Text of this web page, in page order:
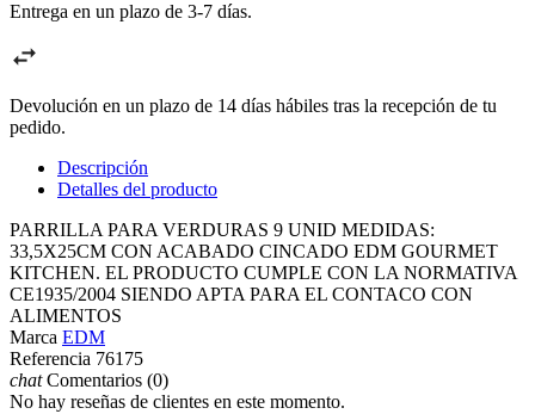
Entrega en un plazo de 3-7 días.
Devolución en un plazo de 14 días hábiles tras la recepción de tu
pedido.
Descripción
Detalles del producto
PARRILLA PARA VERDURAS 9 UNID MEDIDAS:
33,5X25CM CON ACABADO CINCADO EDM GOURMET
KITCHEN. EL PRODUCTO CUMPLE CON LA NORMATIVA
CE1935/2004 SIENDO APTA PARA EL CONTACO CON
ALIMENTOS
Marca EDM
Referencia 76175
chatComentarios (0)
No hay reseñas de clientes en este momento.